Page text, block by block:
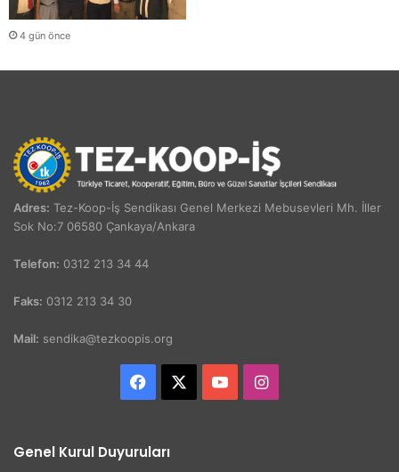
4 gün önce
Adres: Tez-Koop-İş Sendikası Genel Merkezi Mebusevleri Mh. İller
Sok No:7 06580 Çankaya/Ankara
Telefon: 0312 213 34 44
Faks: 0312 213 34 30
Mail: sendika@tezkoopis.org
Facebook YouTubeInstagram
Genel Kurul Duyuruları